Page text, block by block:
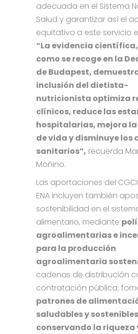
adecuada en el Sistema
Salud y garantizar así el
equitativo a este servicio
“La evidencia
como se recoge en la
de Budapest,
inclusión del dietista-
nutricionista optimiza
clínicos, reduce las
hospitalarias, mejora
de vida y disminuye los
sanitarios”, recuerda
Moñino.
Las aportaciones del
ENA incluyen también
sostenibilidad en el
alimentario, mediante
agroalimentarias e
para la producción
agroalimentaria
cadenas de distribución
contratación pública;
patrones de
saludables y sostenibles
conservando la riqueza